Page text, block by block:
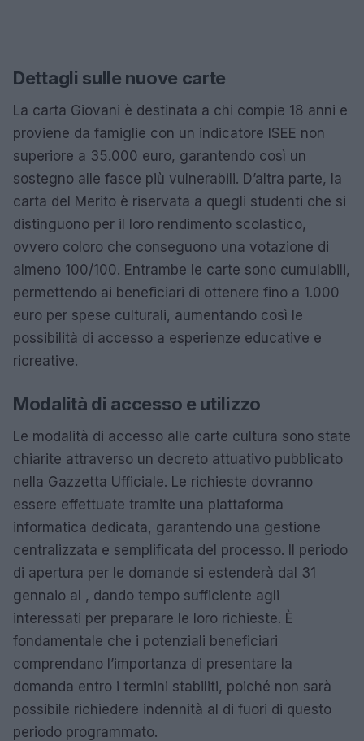
Dettagli sulle nuove carte
La carta Giovani è destinata a chi compie 18 anni e
proviene da famiglie con un indicatore ISEE non
superiore a 35.000 euro, garantendo così un
sostegno alle fasce più vulnerabili. D’altra parte, la
carta del Merito è riservata a quegli studenti che si
distinguono per il loro rendimento scolastico,
ovvero coloro che conseguono una votazione di
almeno 100/100. Entrambe le carte sono cumulabili,
permettendo ai beneficiari di ottenere fino a 1.000
euro per spese culturali, aumentando così le
possibilità di accesso a esperienze educative e
ricreative.
Modalità di accesso e utilizzo
Le modalità di accesso alle carte cultura sono state
chiarite attraverso un decreto attuativo pubblicato
nella Gazzetta Ufficiale. Le richieste dovranno
essere effettuate tramite una piattaforma
informatica dedicata, garantendo una gestione
centralizzata e semplificata del processo. Il periodo
di apertura per le domande si estenderà dal 31
gennaio al , dando tempo sufficiente agli
interessati per preparare le loro richieste. È
fondamentale che i potenziali beneficiari
comprendano l’importanza di presentare la
domanda entro i termini stabiliti, poiché non sarà
possibile richiedere indennità al di fuori di questo
periodo programmato.